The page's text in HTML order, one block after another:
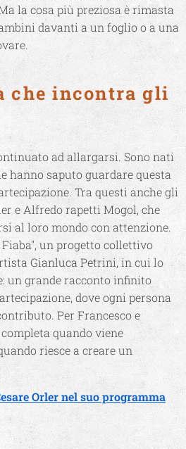
la cosa più preziosa è rimasta
davanti a un foglio o a una
che incontra gli
ad allargarsi. Sono nati
hanno saputo guardare questa
Tra questi anche gli
e Alfredo rapetti Mogol, che
al loro mondo con attenzione.
un progetto collettivo
Gianluca Petrini, in cui lo
un grande racconto infinito
dove ogni persona
Per Francesco e
quando viene
riesce a creare un
Orler nel suo programma